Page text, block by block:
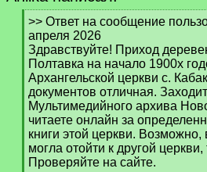
[
q
]
>> Ответ на сообщение
апреля 2026
Здравствуйте! Приход
Полтавка на начало 1900х
Архангельской церкви с.
документов отличная.
Мультимедийного архива
читаете онлайн за
книги этой церкви.
могла отойти к другой
Проверяйте на сайте.